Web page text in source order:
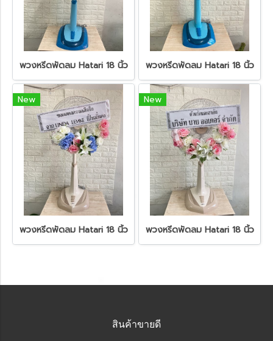
พวงหรีดพัดลม Hatari 18 นิ้ว พวงหรีดพัดลม Hatari 18 นิ้ว
New
พวงหรีดพัดลม Hatari 18 นิ้ว
New
พวงหรีดพัดลม Hatari 18 นิ้ว
สินค้าขายดี